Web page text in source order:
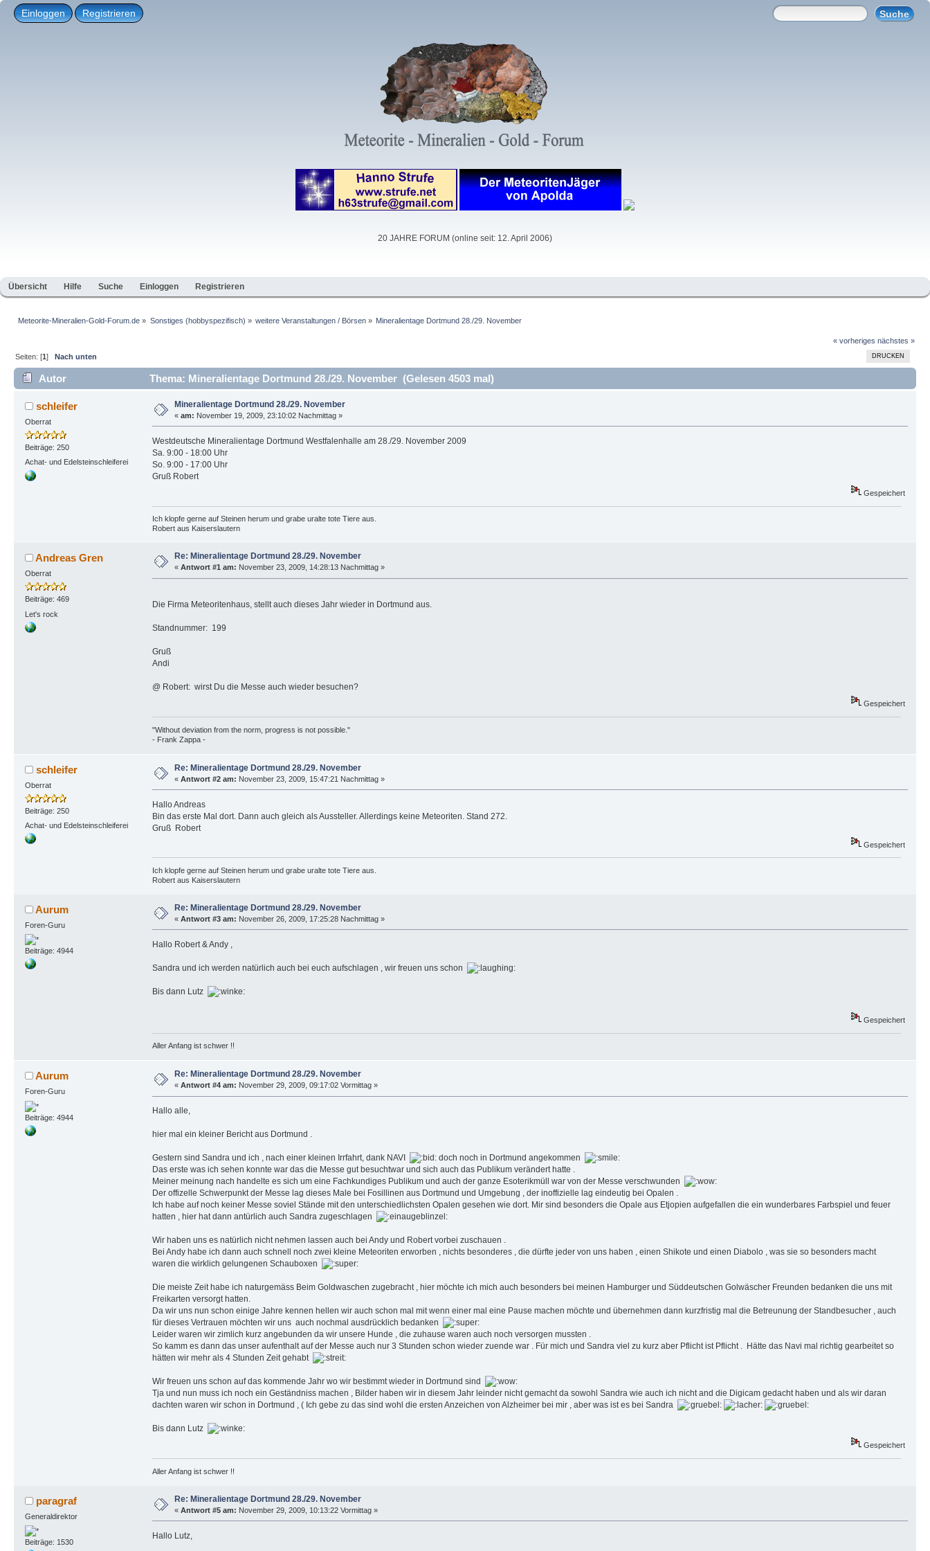
Einloggen Registrieren
20 JAHRE FORUM (online seit: 12. April 2006)
Übersicht Hilfe Suche Einloggen Registrieren
Meteorite-Mineralien-Gold-Forum.de » Sonstiges (hobbyspezifisch) » weitere Veranstaltungen / Börsen» Mineralientage Dortmund 28./29. November
« vorheriges nächstes »
DRUCKEN
Seiten: [1]Nach unten
Autor Thema: Mineralientage Dortmund 28./29. November (Gelesen 4503 mal)
schleifer
Oberrat
Beiträge: 250
Achat- und Edelsteinschleiferei
Mineralientage Dortmund 28./29. November
« am: November 19, 2009, 23:10:02 Nachmittag »
Westdeutsche Mineralientage Dortmund Westfalenhalle am 28./29. November 2009
Sa. 9:00 - 18:00 Uhr
So. 9:00 - 17:00 Uhr
Gruß Robert
Gespeichert
Ich klopfe gerne auf Steinen herum und grabe uralte tote Tiere aus.
Robert aus Kaiserslautern
Andreas Gren
Oberrat
Beiträge: 469
Let's rock
Re: Mineralientage Dortmund 28./29. November
« Antwort #1 am: November 23, 2009, 14:28:13 Nachmittag »
Die Firma Meteoritenhaus, stellt auch dieses Jahr wieder in Dortmund aus.
Standnummer: 199
Gruß
Andi
@ Robert: wirst Du die Messe auch wieder besuchen?
Gespeichert
"Without deviation from the norm, progress is not possible."
- Frank Zappa -
schleifer
Oberrat
Beiträge: 250
Achat- und Edelsteinschleiferei
Re: Mineralientage Dortmund 28./29. November
« Antwort #2 am: November 23, 2009, 15:47:21 Nachmittag »
Hallo Andreas
Bin das erste Mal dort. Dann auch gleich als Aussteller. Allerdings keine Meteoriten. Stand 272.
Gruß Robert
Gespeichert
Ich klopfe gerne auf Steinen herum und grabe uralte tote Tiere aus.
Robert aus Kaiserslautern
Aurum
Foren-Guru
Beiträge: 4944
Re: Mineralientage Dortmund 28./29. November
« Antwort #3 am: November 26, 2009, 17:25:28 Nachmittag »
Hallo Robert & Andy ,
Sandra und ich werden natürlich auch bei euch aufschlagen , wir freuen uns schon
Bis dann Lutz
Gespeichert
Aller Anfang ist schwer !!
Aurum
Foren-Guru
Beiträge: 4944
Re: Mineralientage Dortmund 28./29. November
« Antwort #4 am: November 29, 2009, 09:17:02 Vormittag »
Hallo alle,
hier mal ein kleiner Bericht aus Dortmund .
Gestern sind Sandra und ich , nach einer kleinen Irrfahrt, dank NAVI
doch noch in Dortmund angekommen
Das erste was ich sehen konnte war das die Messe gut besuchtwar und sich auch das Publikum verändert hatte .
Meiner meinung nach handelte es sich um eine Fachkundiges Publikum und auch der ganze Esoterikmüll war von der Messe verschwunden
Der offizelle Schwerpunkt der Messe lag dieses Male bei Fosillinen aus Dortmund und Umgebung , der inoffizielle lag eindeutig bei Opalen .
Ich habe auf noch keiner Messe soviel Stände mit den unterschiedlichsten Opalen gesehen wie dort. Mir sind besonders die Opale aus Etjopien aufgefallen die ein wunderbares Farbspiel und feuer
hatten , hier hat dann antürlich auch Sandra zugeschlagen
Wir haben uns es natürlich nicht nehmen lassen auch bei Andy und Robert vorbei zuschauen .
Bei Andy habe ich dann auch schnell noch zwei kleine Meteoriten erworben , nichts besonderes , die dürfte jeder von uns haben , einen Shikote und einen Diabolo , was sie so besonders macht
waren die wirklich gelungenen Schauboxen
Die meiste Zeit habe ich naturgemäss Beim Goldwaschen zugebracht , hier möchte ich mich auch besonders bei meinen Hamburger und Süddeutschen Golwäscher Freunden bedanken die uns mit
Freikarten versorgt hatten.
Da wir uns nun schon einige Jahre kennen hellen wir auch schon mal mit wenn einer mal eine Pause machen möchte und übernehmen dann kurzfristig mal die Betreunung der Standbesucher , auch
für dieses Vertrauen möchten wir uns auch nochmal ausdrücklich bedanken
Leider waren wir zimlich kurz angebunden da wir unsere Hunde , die zuhause waren auch noch versorgen mussten .
So kamm es dann das unser aufenthalt auf der Messe auch nur 3 Stunden schon wieder zuende war . Für mich und Sandra viel zu kurz aber Pflicht ist Pflicht . Hätte das Navi mal richtig gearbeitet so
hätten wir mehr als 4 Stunden Zeit gehabt
Wir freuen uns schon auf das kommende Jahr wo wir bestimmt wieder in Dortmund sind
Tja und nun muss ich noch ein Geständniss machen , Bilder haben wir in diesem Jahr leinder nicht gemacht da sowohl Sandra wie auch ich nicht and die Digicam gedacht haben und als wir daran
dachten waren wir schon in Dortmund , ( Ich gebe zu das sind wohl die ersten Anzeichen von Alzheimer bei mir , aber was ist es bei Sandra
Bis dann Lutz
Gespeichert
Aller Anfang ist schwer !!
paragraf
Generaldirektor
Beiträge: 1530
Re: Mineralientage Dortmund 28./29. November
« Antwort #5 am: November 29, 2009, 10:13:22 Vormittag »
Hallo Lutz,